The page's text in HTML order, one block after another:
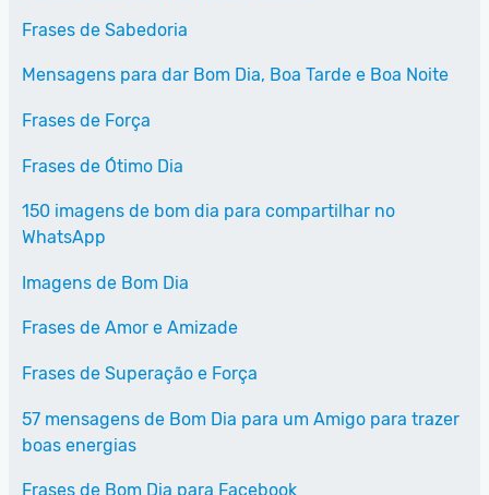
Frases de Sabedoria
Mensagens para dar Bom Dia, Boa Tarde e Boa Noite
Frases de Força
Frases de Ótimo Dia
150 imagens de bom dia para compartilhar no
WhatsApp
Imagens de Bom Dia
Frases de Amor e Amizade
Frases de Superação e Força
57 mensagens de Bom Dia para um Amigo para trazer
boas energias
Frases de Bom Dia para Facebook